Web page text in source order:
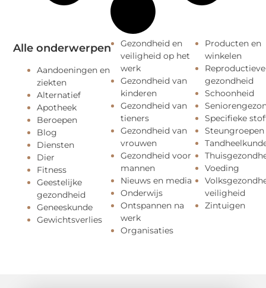
Alle onderwerpen
Aandoeningen en
ziekten
Alternatief
Apotheek
Beroepen
Blog
Diensten
Dier
Fitness
Geestelijke
gezondheid
Geneeskunde
Gewichtsverlies
Gezondheid en
veiligheid op het
werk
Gezondheid van
kinderen
Gezondheid van
tieners
Gezondheid van
vrouwen
Gezondheid voor
mannen
Nieuws en media
Onderwijs
Ontspannen na
werk
Organisaties
Producten en
winkelen
Reproductieve
gezondheid
Schoonheid
Specifieke
Steungroepen
Voeding
veiligheid
Zintuigen